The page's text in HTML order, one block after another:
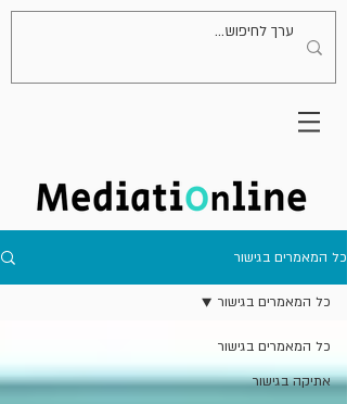
כל המאמרים בגישור
כל המאמרים בגישור
אתיקה בגישור
כל המאמרים בגישור